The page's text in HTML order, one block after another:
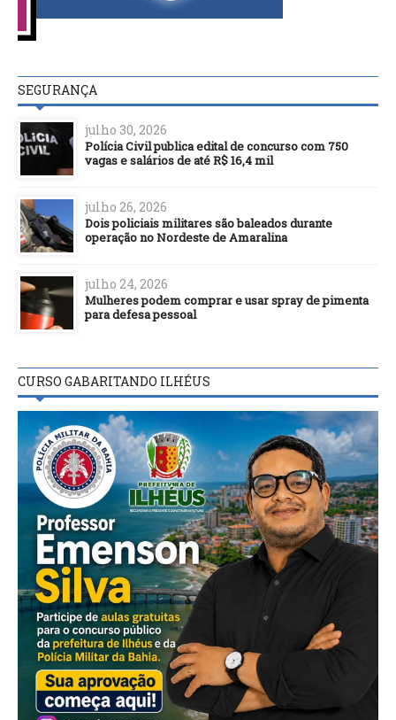
SEGURANÇA
julho 30, 2026
Polícia Civil publica edital de concurso com 750
vagas e salários de até R$ 16,4 mil
julho 26, 2026
Dois policiais militares são baleados durante
operação no Nordeste de Amaralina
julho 24, 2026
Mulheres podem comprar e usar spray de pimenta
para defesa pessoal
CURSO GABARITANDO ILHÉUS